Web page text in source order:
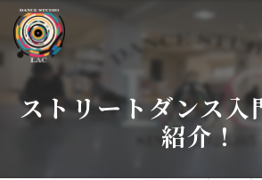
ストリートダンス入
紹介！